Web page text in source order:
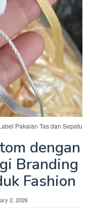
Pakaian Tas dan Sepatu
dengan
Branding
Fashion
2, 2026